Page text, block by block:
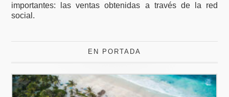
importantes: las ventas obtenidas a través de la red
social.
EN PORTADA